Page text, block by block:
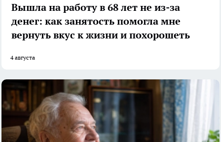
Вышла на работу в 68 лет не из-за
денег: как занятость помогла мне
вернуть вкус к жизни и похорошеть
4 августа